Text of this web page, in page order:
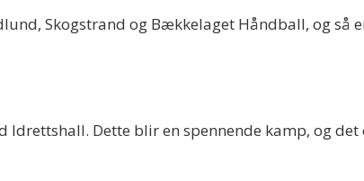
Skogstrand og Bækkelaget Håndball, og så
Dette blir en spennende kamp, og det